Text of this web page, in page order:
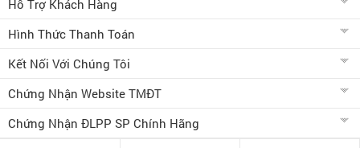
Hỗ Trợ Khách Hàng
Hình Thức Thanh Toán
Kết Nối Với Chúng Tôi
Chứng Nhận Website TMĐT
Chứng Nhận ĐLPP SP Chính Hãng